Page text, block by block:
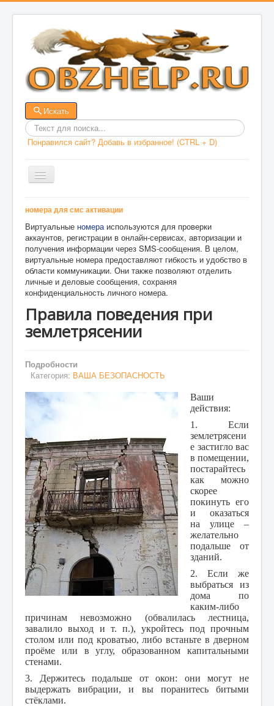
Искать
Понравился сайт? Добавь в избранное! (CTRL + D)
Включить/
выключить
ГЛАВНАЯ
ДОКУМЕНТЫ
ОБЖ
ВАША БЕЗОПАСНОСТЬ
ПЕРВАЯ ПОМОЩЬ
ВИДЕОМАТЕРИАЛЫ
ФОТОАЛЬБОМ
номера для смс активации
Виртуальные номераиспользуются для проверки
аккаунтов, регистрации в онлайн-сервисах, авторизации и
получения информации через SMS-сообщения. В целом,
виртуальные номера предоставляют гибкость и удобство в
области коммуникации. Они также позволяют отделить
личные и деловые сообщения, сохраняя
конфиденциальность личного номера.
Правила поведения при
землетрясении
Подробности
Категория: ВАША БЕЗОПАСНОСТЬ
Ваши
действия:
1. Если
землетрясени
е застигло вас
в помещении,
постарайтесь
как можно
скорее
покинуть его
и оказаться
на улице –
желательно
подальше от
зданий.
2. Если же
выбраться из
дома по
каким-либо
причинам невозможно (обвалилась лестница,
завалило выход и т. п.), укройтесь под прочным
столом или под кроватью, либо встаньте в дверном
проёме или в углу, образованном капитальными
стенами.
3. Держитесь подальше от окон: они могут не
выдержать вибрации, и вы поранитесь битыми
стёклами.